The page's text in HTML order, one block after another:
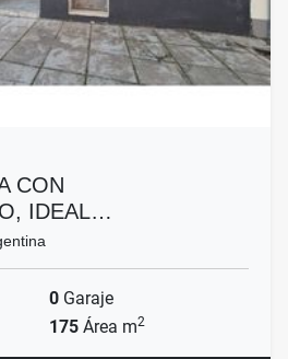
CON
IDEAL…
0 Garaje
175 Área m2